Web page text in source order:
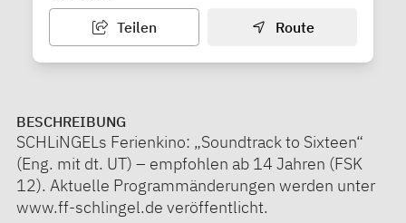
Teilen Route
BESCHREIBUNG
SCHLiNGELs Ferienkino: „Soundtrack to Sixteen“
(Eng. mit dt. UT) – empfohlen ab 14 Jahren (FSK
12). Aktuelle Programmänderungen werden unter
www.ff-schlingel.de veröffentlicht.